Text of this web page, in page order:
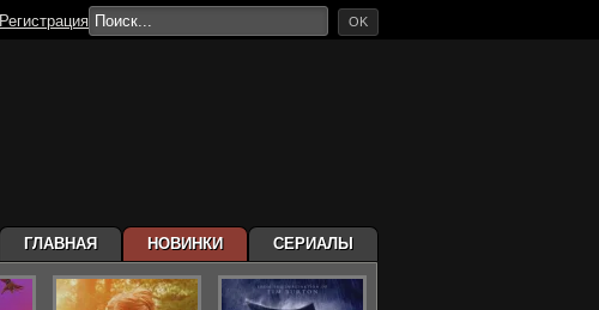
ГЛАВНАЯ НОВИНКИ СЕРИАЛЫ
Регистрация OK